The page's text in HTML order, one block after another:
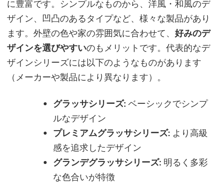
に豊富です。シンプルなものから、洋風・和風のデ
ザイン、凹凸のあるタイプなど、様々な製品があり
ます。外壁の色や家の雰囲気に合わせて、 好みのデ
ザインを選びやすいのもメリットです。代表的なデ
ザインシリーズには以下のようなものがあります
（メーカーや製品により異なります）。
グラッサシリーズ: ベーシックでシンプ
ルなデザイン
プレミアムグラッサシリーズ: より高級
感を追求したデザイン
グランデグラッサシリーズ: 明るく多彩
な色合いが特徴